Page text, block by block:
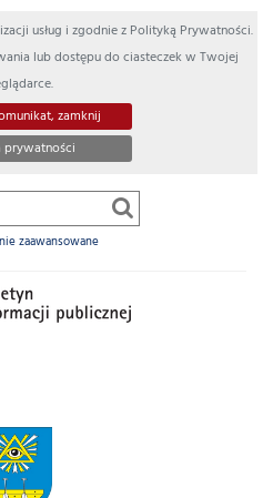
usług i zgodnie z Polityką Prywatności.
lub dostępu do ciasteczek w Twojej
zamknij
prywatności
zaawansowane